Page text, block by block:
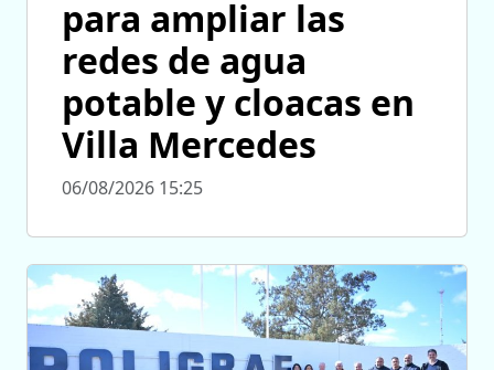
para ampliar las
redes de agua
potable y cloacas en
Villa Mercedes
06/08/2026 15:25